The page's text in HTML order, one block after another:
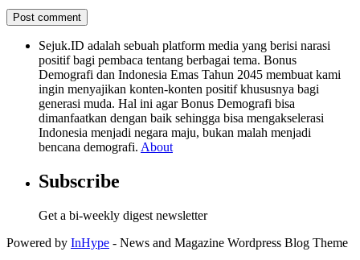
Sejuk.ID adalah sebuah platform media yang berisi narasi
positif bagi pembaca tentang berbagai tema. Bonus
Demografi dan Indonesia Emas Tahun 2045 membuat kami
ingin menyajikan konten-konten positif khususnya bagi
generasi muda. Hal ini agar Bonus Demografi bisa
dimanfaatkan dengan baik sehingga bisa mengakselerasi
Indonesia menjadi negara maju, bukan malah menjadi
bencana demografi. About
Subscribe
Get a bi-weekly digest newsletter
Powered by InHype - News and Magazine Wordpress Blog Theme